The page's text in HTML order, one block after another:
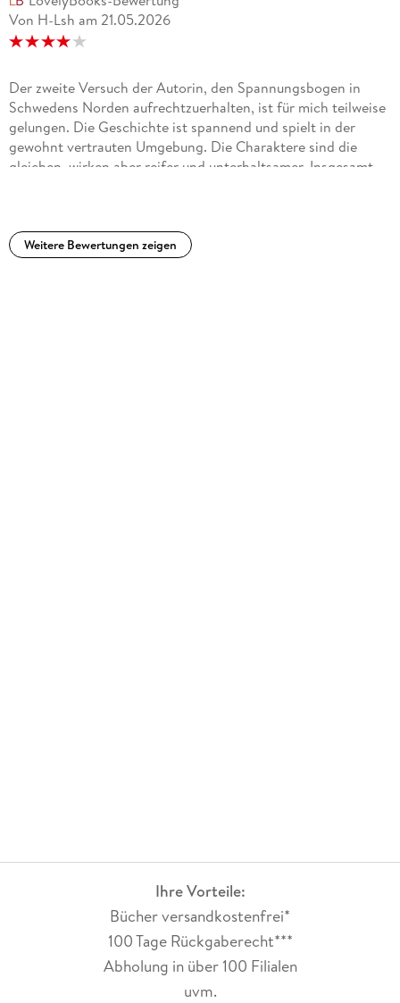
Von H-Lsh am 21.05.2026
Der zweite Versuch der Autorin, den Spannungsbogen in
Schwedens Norden aufrechtzuerhalten, ist für mich teilweise
gelungen. Die Geschichte ist spannend und spielt in der
gewohnt vertrauten Umgebung. Die Charaktere sind die
gleichen, wirken aber reifer und unterhaltsamer. Insgesamt
Weitere Bewertungen zeigen
Ihre Vorteile:
Bücher versandkostenfrei*
100 Tage Rückgaberecht***
Abholung in über 100 Filialen
uvm.